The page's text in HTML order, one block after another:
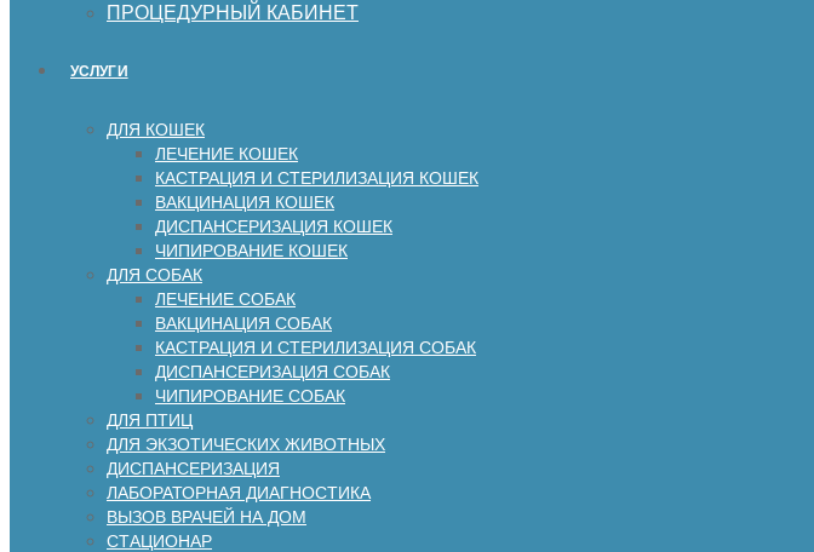
ПРОЦЕДУРНЫЙ КАБИНЕТ
УСЛУГИ
ДЛЯ КОШЕК
ЛЕЧЕНИЕ КОШЕК
КАСТРАЦИЯ И СТЕРИЛИЗАЦИЯ КОШЕК
ВАКЦИНАЦИЯ КОШЕК
ДИСПАНСЕРИЗАЦИЯ КОШЕК
ЧИПИРОВАНИЕ КОШЕК
ДЛЯ СОБАК
ЛЕЧЕНИЕ СОБАК
ВАКЦИНАЦИЯ СОБАК
КАСТРАЦИЯ И СТЕРИЛИЗАЦИЯ СОБАК
ДИСПАНСЕРИЗАЦИЯ СОБАК
ЧИПИРОВАНИЕ СОБАК
ДЛЯ ПТИЦ
ДЛЯ ЭКЗОТИЧЕСКИХ ЖИВОТНЫХ
ДИСПАНСЕРИЗАЦИЯ
ЛАБОРАТОРНАЯ ДИАГНОСТИКА
ВЫЗОВ ВРАЧЕЙ НА ДОМ
СТАЦИОНАР